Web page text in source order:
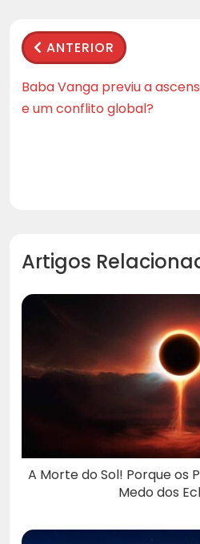
ANTERIOR
Baba Vanga previu a
e um conflito global?
Artigos
A Morte do Sol! Porque os
Medo dos